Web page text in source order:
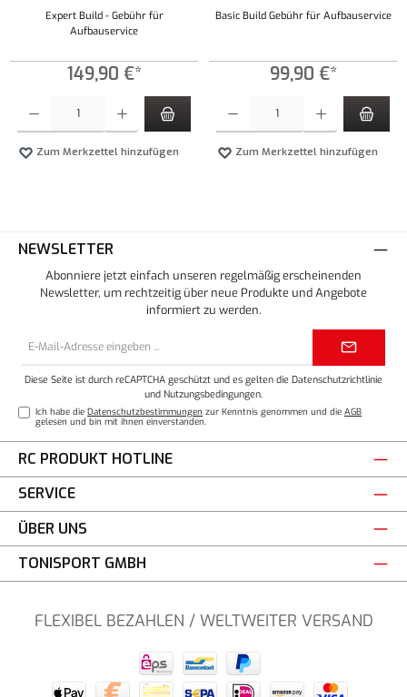
Expert Build - Gebühr für
Aufbauservice
149,90 €*
Zum Merkzettel hinzufügen
Basic Build Gebühr für Aufbauservice
99,90 €*
Zum Merkzettel hinzufügen
NEWSLETTER
Abonniere jetzt einfach unseren regelmäßig erscheinenden
Newsletter, um rechtzeitig über neue Produkte und Angebote
informiert zu werden.
Diese Seite ist durch reCAPTCHA geschützt und es gelten die Datenschutzrichtlinie
und Nutzungsbedingungen
Ich habe dieDatenschutzbestimmungen zur Kenntnis genommen und dieAGB
gelesen und bin mit ihnen einverstanden.
RC PRODUKT HOTLINE
SERVICE
ÜBER UNS
TONISPORT GMBH
FLEXIBEL BEZAHLEN / WELTWEITER VERSAND